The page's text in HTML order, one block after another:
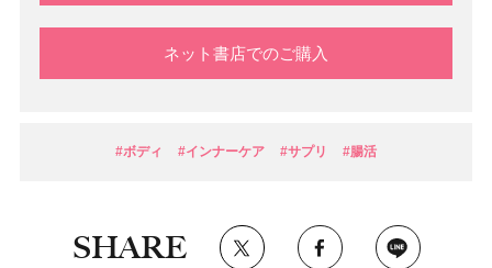
ネット書店でのご購入
#ボディ #インナーケア #サプリ #腸活
SHARE